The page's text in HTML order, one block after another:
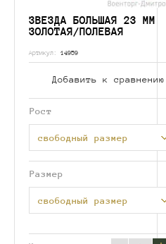
ЗВЕЗДА БОЛЬШАЯ 23 ММ
ЗОЛОТАЯ/ПОЛЕВАЯ
Артикул: 14959
Добавить к сравнению
Рост
свободный размер
Размер
свободный размер